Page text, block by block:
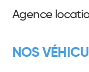
Agence
NOS